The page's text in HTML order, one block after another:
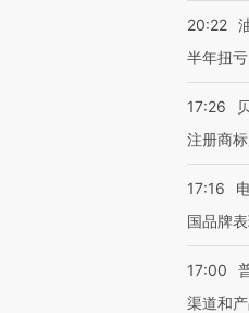
20:22
半年扭
17:26
注册商
17:16
国品牌
17:00
渠道和